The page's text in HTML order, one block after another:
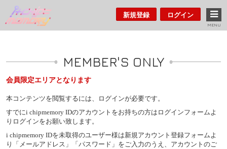
新規登録 ログイン
MENU
MEMBER'S ONLY
会員限定エリアとなります
本コンテンツを閲覧するには、ログインが必要です。
すでにi chipmemory IDのアカウントをお持ちの方はログインフォームよ
りログインをお願い致します。
i chipmemory IDを未取得のユーザー様は新規アカウント登録フォームよ
り「メールアドレス」「パスワード」をご入力のうえ、アカウントのご